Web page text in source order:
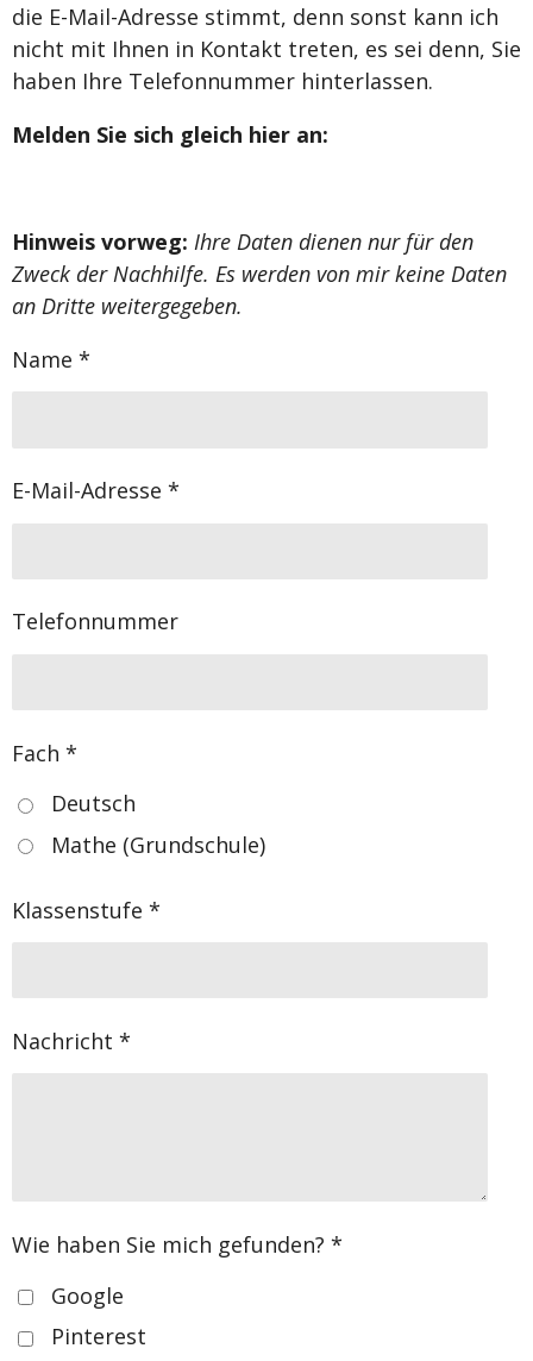
die E-Mail-Adresse stimmt, denn sonst kann ich
nicht mit Ihnen in Kontakt treten, es sei denn, Sie
haben Ihre Telefonnummer hinterlassen.
Melden Sie sich gleich hier an:
Hinweis vorweg: Ihre Daten dienen nur für den
Zweck der Nachhilfe. Es werden von mir keine Daten
an Dritte weitergegeben.
Name *
E-Mail-Adresse *
Telefonnummer
Fach *
Deutsch
Mathe (Grundschule)
Klassenstufe *
Nachricht *
Wie haben Sie mich gefunden? *
Google
Pinterest